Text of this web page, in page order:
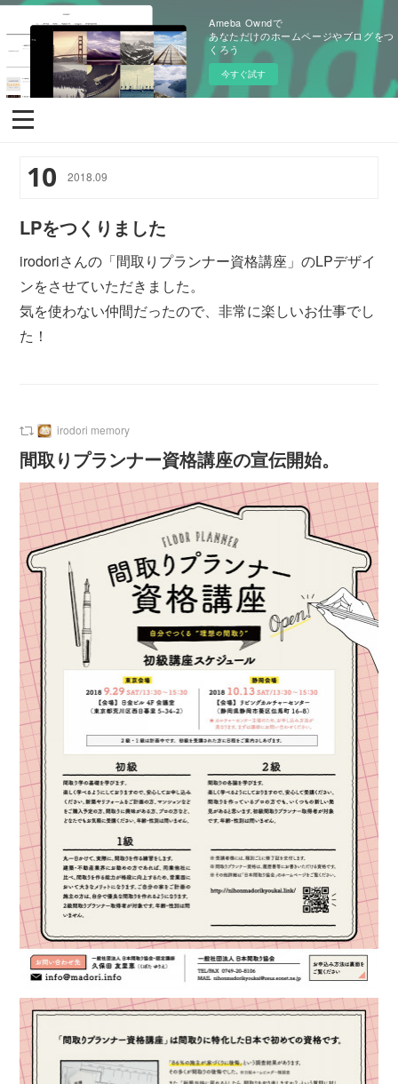
Ameba Owndで
あなただけのホームページやブログをつ
くろう
今すぐ試す
10 2018.09
LPをつくりました
irodoriさんの「間取りプランナー資格講座」のLPデザイ
ンをさせていただきました。
気を使わない仲間だったので、非常に楽しいお仕事でし
た！
irodori memory
間取りプランナー資格講座の宣伝開始。